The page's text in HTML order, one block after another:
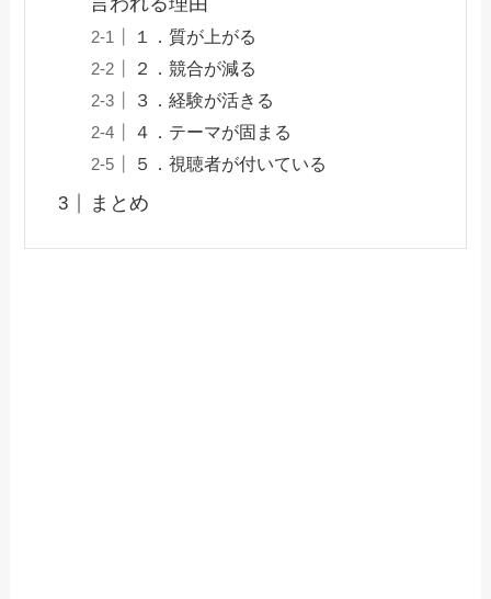
１．質が上がる
２．競合が減る
３．経験が活きる
４．テーマが固まる
５．視聴者が付いている
まとめ